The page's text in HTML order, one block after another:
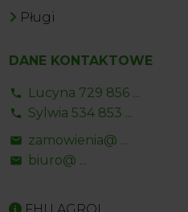
Pługi
DANE KONTAKTOWE
Lucyna 729 856 ...
Sylwia 534 853 ...
zamowienia@ ...
biuro@ ...